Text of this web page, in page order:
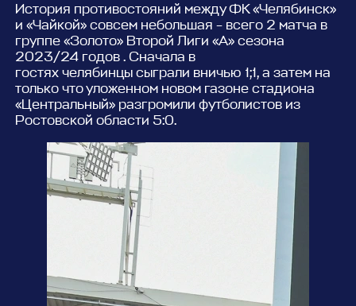
История противостояний между ФК «Челябинск»
и «Чайкой» совсем небольшая – всего 2 матча в
группе «Золото» Второй Лиги «А» сезона
2023/24 годов . Сначала в
гостях челябинцы сыграли вничью 1;1, а затем на
только что уложенном новом газоне стадиона
«Центральный» разгромили футболистов из
Ростовской области 5:0.